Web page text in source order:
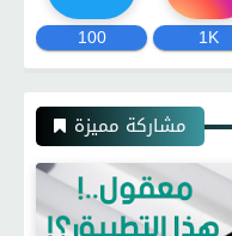
100 1K
مشاركة مميزة